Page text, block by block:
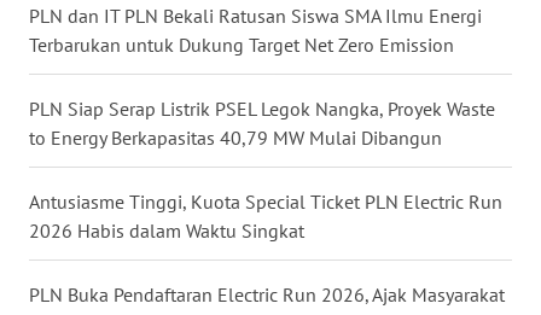
PLN dan IT PLN Bekali Ratusan Siswa SMA Ilmu Energi
Terbarukan untuk Dukung Target Net Zero Emission
PLN Siap Serap Listrik PSEL Legok Nangka, Proyek Waste
to Energy Berkapasitas 40,79 MW Mulai Dibangun
Antusiasme Tinggi, Kuota Special Ticket PLN Electric Run
2026 Habis dalam Waktu Singkat
PLN Buka Pendaftaran Electric Run 2026, Ajak Masyarakat
WN
SELATAN
WN
TANJUNG